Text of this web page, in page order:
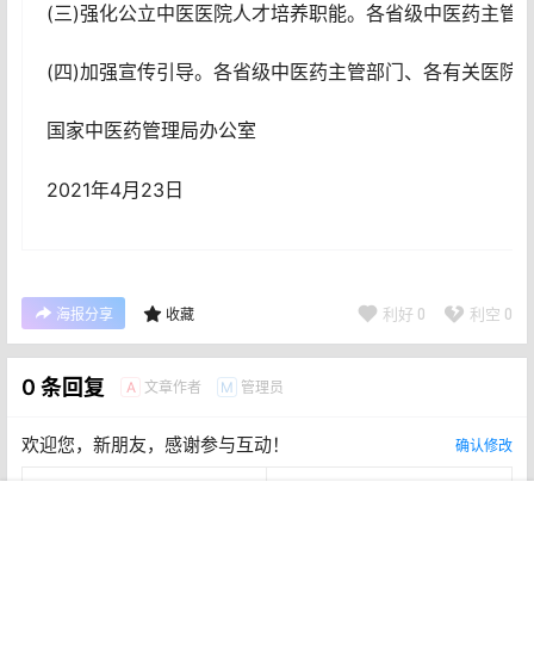
(三)强化公立中医医院人才培养职能。各省级中医药主管
(四)加强宣传引导。各省级中医药主管部门、各有关医院
国家中医药管理局办公室
2021年4月23日
海报分享 收藏 利好 0 利空 0
0 条回复 A 文章作者 M 管理员
欢迎您，新朋友，感谢参与互动！ 确认修改